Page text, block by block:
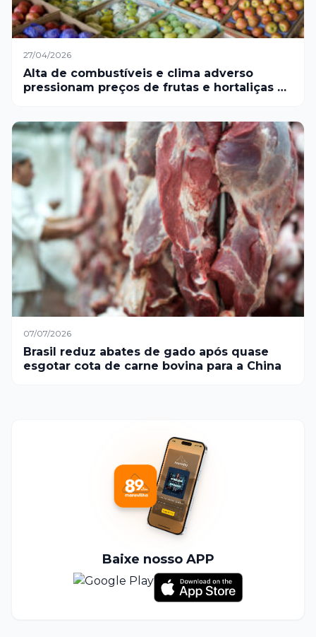
27/04/2026
Alta de combustíveis e clima adverso
pressionam preços de frutas e hortaliças na
07/07/2026
Brasil reduz abates de gado após quase
esgotar cota de carne bovina para a China
Baixe nosso APP